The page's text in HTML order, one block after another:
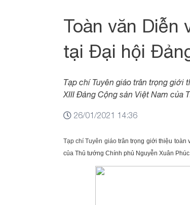
Toàn văn Diễn
tại Đại hội
Tạp chí Tuyên giáo trân trọng giới
XIII Đảng Cộng sản Việt Nam của
26/01/2021 14:36
Tạp chí Tuyên giáotrân trọng giới thiệu toàn
của Thủ tướng Chính phủ Nguyễn Xuân